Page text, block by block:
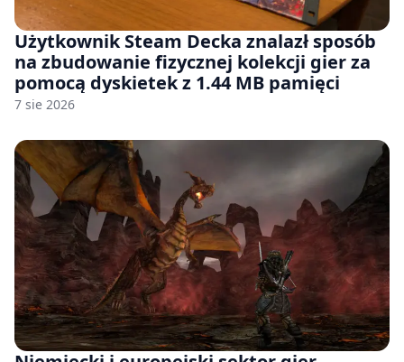
Użytkownik Steam Decka znalazł sposób
na zbudowanie fizycznej kolekcji gier za
pomocą dyskietek z 1.44 MB pamięci
7 sie 2026